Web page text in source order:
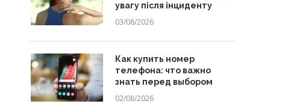
увагу після інциденту
03/08/2026
Как купить номер
телефона: что важно
знать перед выбором
02/08/2026